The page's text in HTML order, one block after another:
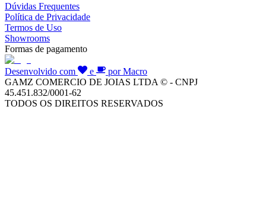
Dúvidas Frequentes
Política de Privacidade
Termos de Uso
Showrooms
Formas de pagamento
Desenvolvido com e
por Macro
GAMZ COMERCIO DE JOIAS LTDA © - CNPJ
45.451.832/0001-62
TODOS OS DIREITOS RESERVADOS